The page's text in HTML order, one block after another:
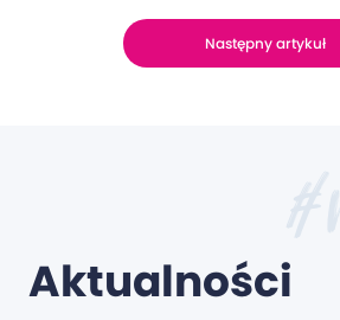
Następny artykuł
Aktualności